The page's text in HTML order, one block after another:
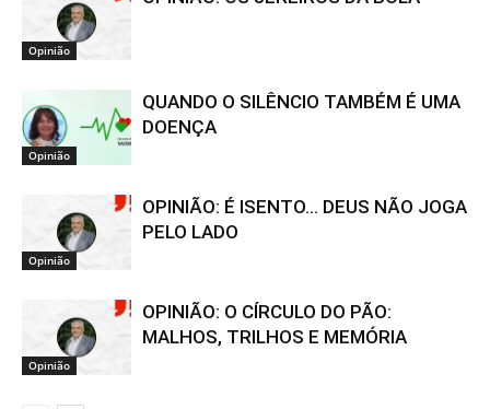
Opinião
Opinião
QUANDO O SILÊNCIO TAMBÉM É UMA
DOENÇA
Opinião
OPINIÃO: É ISENTO… DEUS NÃO JOGA
PELO LADO
Opinião
OPINIÃO: O CÍRCULO DO PÃO:
MALHOS, TRILHOS E MEMÓRIA